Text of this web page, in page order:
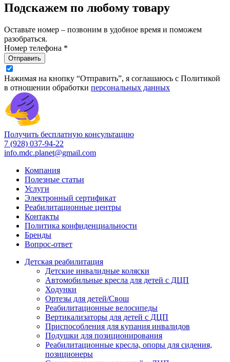
Подскажем по любому товару
Оставьте номер – позвоним в удобное время и поможем
разобраться.
Номер телефона *
Отправить
Нажимая на кнопку “Отправить”, я соглашаюсь с Политикой
в отношении обработки персональных данных
Получить бесплатную консультацию
7 (928) 037-94-22
info.mdc.planet@gmail.com
Компания
Полезные статьи
Услуги
Электронный сертификат
Реабилитационные центры
Контакты
Политика конфиденциальности
Бренды
Вопрос-ответ
Детская реабилитация
Детские инвалидные коляски
Автомобильные кресла для детей с ДЦП
Ходунки
Ортезы для детей/Свош
Реабилитационные велосипеды
Вертикализаторы для детей с ДЦП
Приспособления для купания инвалидов
Подушки для позиционирования
Реабилитационные кресла, опоры для сидения,
позиционеры